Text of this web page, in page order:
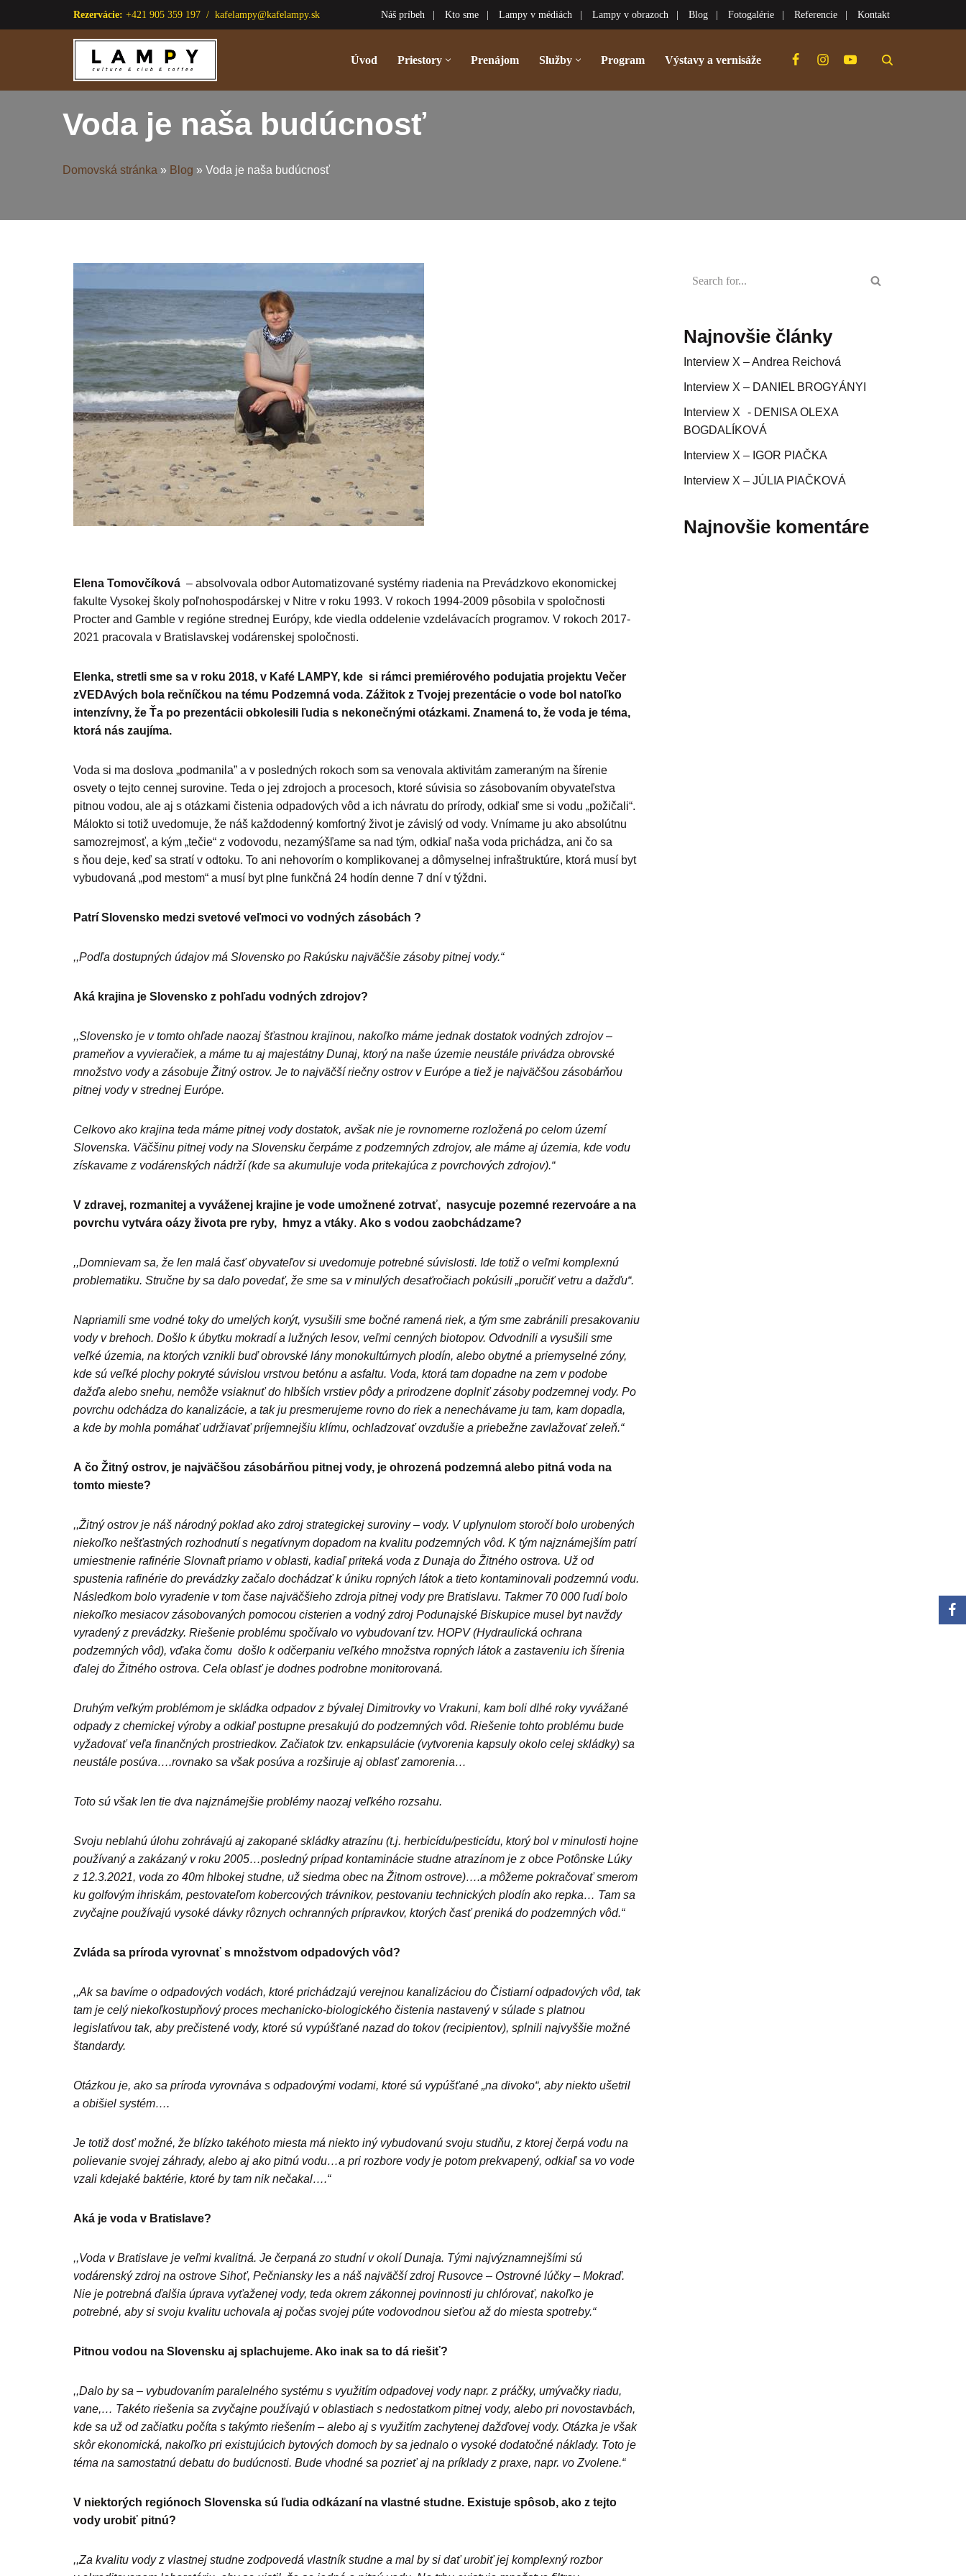
Rezervácie: +421 905 359 197 / kafelampy@kafelampy.sk Náš príbeh Kto sme Lampy v médiách Lampy v obrazoch Blog Fotogalérie Referencie Kontakt
Úvod Priestory Prenájom Služby Program Výstavy a vernisáže
Voda je naša budúcnosť
Domovská stránka » Blog » Voda je naša budúcnosť
Elena Tomovčíková – absolvovala odbor Automatizované systémy riadenia na Prevádzkovo ekonomickej
fakulte Vysokej školy poľnohospodárskej v Nitre v roku 1993. V rokoch 1994-2009 pôsobila v spoločnosti
Procter and Gamble v regióne strednej Európy, kde viedla oddelenie vzdelávacích programov. V rokoch 2017-
2021 pracovala v Bratislavskej vodárenskej spoločnosti.
Elenka, stretli sme sa v roku 2018, v Kafé LAMPY, kde si rámci premiérového podujatia projektu Večer
zVEDAvých bola rečníčkou na tému Podzemná voda. Zážitok z Tvojej prezentácie o vode bol natoľko
intenzívny, že Ťa po prezentácii obkolesili ľudia s nekonečnými otázkami. Znamená to, že voda je téma,
ktorá nás zaujíma.
Voda si ma doslova „podmanila” a v posledných rokoch som sa venovala aktivitám zameraným na šírenie
osvety o tejto cennej surovine. Teda o jej zdrojoch a procesoch, ktoré súvisia so zásobovaním obyvateľstva
pitnou vodou, ale aj s otázkami čistenia odpadových vôd a ich návratu do prírody, odkiaľ sme si vodu „požičali“.
Málokto si totiž uvedomuje, že náš každodenný komfortný život je závislý od vody. Vnímame ju ako absolútnu
samozrejmosť, a kým „tečie“ z vodovodu, nezamýšľame sa nad tým, odkiaľ naša voda prichádza, ani čo sa
s ňou deje, keď sa stratí v odtoku. To ani nehovorím o komplikovanej a dômyselnej infraštruktúre, ktorá musí byt
vybudovaná „pod mestom“ a musí byt plne funkčná 24 hodín denne 7 dní v týždni.
Patrí Slovensko medzi svetové veľmoci vo vodných zásobách ?
,,Podľa dostupných údajov má Slovensko po Rakúsku najväčšie zásoby pitnej vody.“
Aká krajina je Slovensko z pohľadu vodných zdrojov?
,,Slovensko je v tomto ohľade naozaj šťastnou krajinou, nakoľko máme jednak dostatok vodných zdrojov –
prameňov a vyvieračiek, a máme tu aj majestátny Dunaj, ktorý na naše územie neustále privádza obrovské
množstvo vody a zásobuje Žitný ostrov. Je to najväčší riečny ostrov v Európe a tiež je najväčšou zásobárňou
pitnej vody v strednej Európe.
Celkovo ako krajina teda máme pitnej vody dostatok, avšak nie je rovnomerne rozložená po celom území
Slovenska. Väčšinu pitnej vody na Slovensku čerpáme z podzemných zdrojov, ale máme aj územia, kde vodu
získavame z vodárenských nádrží (kde sa akumuluje voda pritekajúca z povrchových zdrojov).“
V zdravej, rozmanitej a vyváženej krajine je vode umožnené zotrvať, nasycuje pozemné rezervoáre a na
povrchu vytvára oázy života pre ryby, hmyz a vtáky. Ako s vodou zaobchádzame?
,,Domnievam sa, že len malá časť obyvateľov si uvedomuje potrebné súvislosti. Ide totiž o veľmi komplexnú
problematiku. Stručne by sa dalo povedať, že sme sa v minulých desaťročiach pokúsili „poručiť vetru a dažďu“.
Napriamili sme vodné toky do umelých korýt, vysušili sme bočné ramená riek, a tým sme zabránili presakovaniu
vody v brehoch. Došlo k úbytku mokradí a lužných lesov, veľmi cenných biotopov. Odvodnili a vysušili sme
veľké územia, na ktorých vznikli buď obrovské lány monokultúrnych plodín, alebo obytné a priemyselné zóny,
kde sú veľké plochy pokryté súvislou vrstvou betónu a asfaltu. Voda, ktorá tam dopadne na zem v podobe
dažďa alebo snehu, nemôže vsiaknuť do hlbších vrstiev pôdy a prirodzene doplniť zásoby podzemnej vody. Po
povrchu odchádza do kanalizácie, a tak ju presmerujeme rovno do riek a nenechávame ju tam, kam dopadla,
a kde by mohla pomáhať udržiavať príjemnejšiu klímu, ochladzovať ovzdušie a priebežne zavlažovať zeleň.“
A čo Žitný ostrov, je najväčšou zásobárňou pitnej vody, je ohrozená podzemná alebo pitná voda na
tomto mieste?
,,Žitný ostrov je náš národný poklad ako zdroj strategickej suroviny – vody. V uplynulom storočí bolo urobených
niekoľko nešťastných rozhodnutí s negatívnym dopadom na kvalitu podzemných vôd. K tým najznámejším patrí
umiestnenie rafinérie Slovnaft priamo v oblasti, kadiaľ priteká voda z Dunaja do Žitného ostrova. Už od
spustenia rafinérie do prevádzky začalo dochádzať k úniku ropných látok a tieto kontaminovali podzemnú vodu.
Následkom bolo vyradenie v tom čase najväčšieho zdroja pitnej vody pre Bratislavu. Takmer 70 000 ľudí bolo
niekoľko mesiacov zásobovaných pomocou cisterien a vodný zdroj Podunajské Biskupice musel byt navždy
vyradený z prevádzky. Riešenie problému spočívalo vo vybudovaní tzv. HOPV (Hydraulická ochrana
podzemných vôd), vďaka čomu došlo k odčerpaniu veľkého množstva ropných látok a zastaveniu ich šírenia
ďalej do Žitného ostrova. Cela oblasť je dodnes podrobne monitorovaná.
Druhým veľkým problémom je skládka odpadov z bývalej Dimitrovky vo Vrakuni, kam boli dlhé roky vyvážané
odpady z chemickej výroby a odkiaľ postupne presakujú do podzemných vôd. Riešenie tohto problému bude
vyžadovať veľa finančných prostriedkov. Začiatok tzv. enkapsulácie (vytvorenia kapsuly okolo celej skládky) sa
neustále posúva….rovnako sa však posúva a rozširuje aj oblasť zamorenia…
Toto sú však len tie dva najznámejšie problémy naozaj veľkého rozsahu.
Svoju neblahú úlohu zohrávajú aj zakopané skládky atrazínu (t.j. herbicídu/pesticídu, ktorý bol v minulosti hojne
používaný a zakázaný v roku 2005…posledný prípad kontaminácie studne atrazínom je z obce Potônske Lúky
z 12.3.2021, voda zo 40m hlbokej studne, už siedma obec na Žitnom ostrove)….a môžeme pokračovať smerom
ku golfovým ihriskám, pestovateľom kobercových trávnikov, pestovaniu technických plodín ako repka… Tam sa
zvyčajne používajú vysoké dávky rôznych ochranných prípravkov, ktorých časť preniká do podzemných vôd.“
Zvláda sa príroda vyrovnať s množstvom odpadových vôd?
,,Ak sa bavíme o odpadových vodách, ktoré prichádzajú verejnou kanalizáciou do Čistiarní odpadových vôd, tak
tam je celý niekoľkostupňový proces mechanicko-biologického čistenia nastavený v súlade s platnou
legislatívou tak, aby prečistené vody, ktoré sú vypúšťané nazad do tokov (recipientov), splnili najvyššie možné
štandardy.
Otázkou je, ako sa príroda vyrovnáva s odpadovými vodami, ktoré sú vypúšťané „na divoko“, aby niekto ušetril
a obišiel systém….
Je totiž dosť možné, že blízko takéhoto miesta má niekto iný vybudovanú svoju studňu, z ktorej čerpá vodu na
polievanie svojej záhrady, alebo aj ako pitnú vodu…a pri rozbore vody je potom prekvapený, odkiaľ sa vo vode
vzali kdejaké baktérie, ktoré by tam nik nečakal….“
Aká je voda v Bratislave?
,,Voda v Bratislave je veľmi kvalitná. Je čerpaná zo studní v okolí Dunaja. Tými najvýznamnejšími sú
vodárenský zdroj na ostrove Sihoť, Pečniansky les a náš najväčší zdroj Rusovce – Ostrovné lúčky – Mokraď.
Nie je potrebná ďalšia úprava vyťaženej vody, teda okrem zákonnej povinnosti ju chlórovať, nakoľko je
potrebné, aby si svoju kvalitu uchovala aj počas svojej púte vodovodnou sieťou až do miesta spotreby.“
Pitnou vodou na Slovensku aj splachujeme. Ako inak sa to dá riešiť?
,,Dalo by sa – vybudovaním paralelného systému s využitím odpadovej vody napr. z práčky, umývačky riadu,
vane,… Takéto riešenia sa zvyčajne používajú v oblastiach s nedostatkom pitnej vody, alebo pri novostavbách,
kde sa už od začiatku počíta s takýmto riešením – alebo aj s využitím zachytenej dažďovej vody. Otázka je však
skôr ekonomická, nakoľko pri existujúcich bytových domoch by sa jednalo o vysoké dodatočné náklady. Toto je
téma na samostatnú debatu do budúcnosti. Bude vhodné sa pozrieť aj na príklady z praxe, napr. vo Zvolene.“
V niektorých regiónoch Slovenska sú ľudia odkázaní na vlastné studne. Existuje spôsob, ako z tejto
vody urobiť pitnú?
,,Za kvalitu vody z vlastnej studne zodpovedá vlastník studne a mal by si dať urobiť jej komplexný rozbor
Najnovšie články
Interview X – Andrea Reichová
Interview X – DANIEL BROGYÁNYI
Interview X - DENISA OLEXA
BOGDALÍKOVÁ
Interview X – IGOR PIAČKA
Interview X – JÚLIA PIAČKOVÁ
Najnovšie komentáre